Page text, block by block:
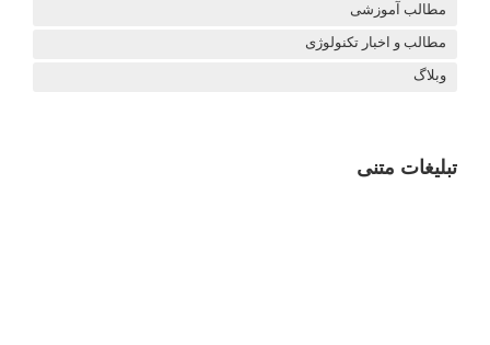
مطالب آموزشی
مطالب و اخبار تکنولوژی
وبلاگ
تبلیغات متنی